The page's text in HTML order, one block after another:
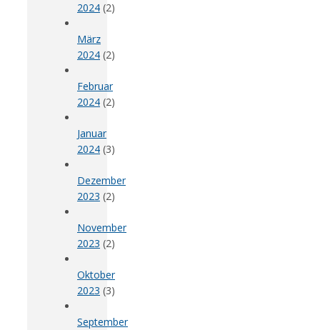
2024 (2)
März
2024 (2)
Februar
2024 (2)
Januar
2024 (3)
Dezember
2023 (2)
November
2023 (2)
Oktober
2023 (3)
September